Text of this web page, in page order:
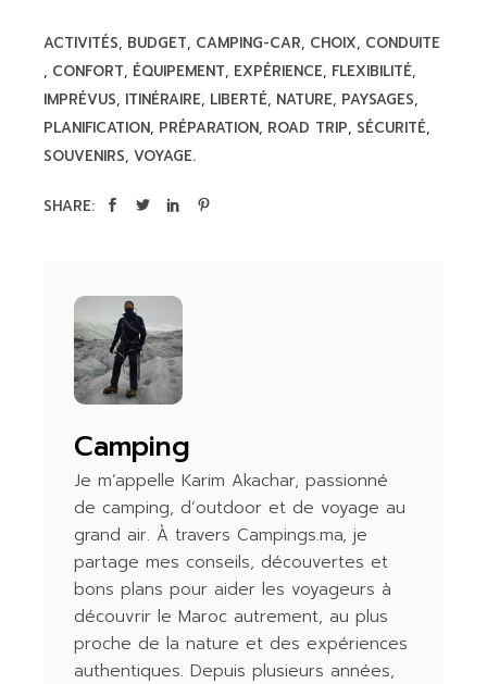
ACTIVITÉS BUDGET CAMPING-CAR CHOIX CONDUITE
CONFORT ÉQUIPEMENT EXPÉRIENCE FLEXIBILITÉ
IMPRÉVUS ITINÉRAIRE LIBERTÉ NATURE PAYSAGES
PLANIFICATION PRÉPARATION ROAD TRIP SÉCURITÉ
SOUVENIRS VOYAGE.
SHARE:
Camping
Je m’appelle Karim Akachar, passionné
de camping, d’outdoor et de voyage au
grand air. À travers Campings.ma, je
partage mes conseils, découvertes et
bons plans pour aider les voyageurs à
découvrir le Maroc autrement, au plus
proche de la nature et des expériences
authentiques. Depuis plusieurs années,